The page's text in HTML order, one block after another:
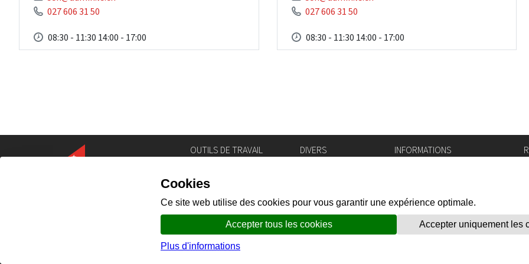
027 606 31 50
08:30 - 11:30 14:00 - 17:00
027 606 31 50
08:30 - 11:30 14:00 - 17:00
OUTILS DE TRAVAIL
Géoportail
Intranet
Portail des communes
DIVERS
INFORMATIONS
Mentions légales
Réseaux sociaux
Politique de confidentialité